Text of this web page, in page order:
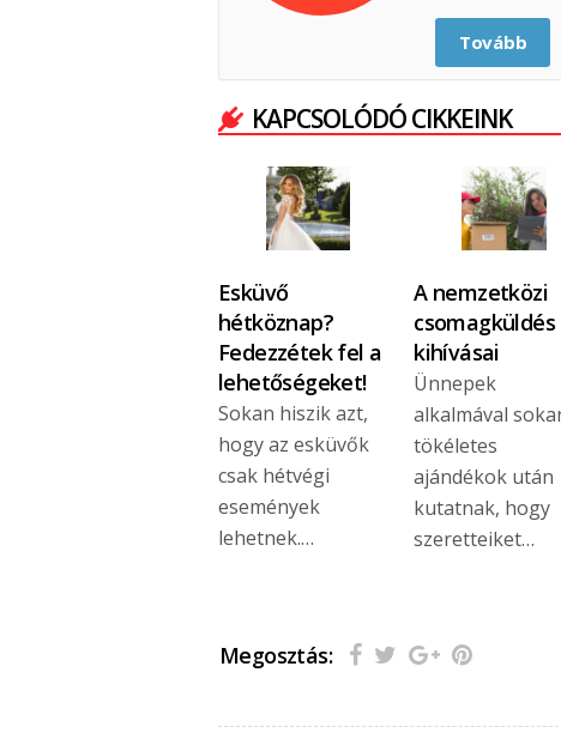
Tovább
KAPCSOLÓDÓ CIKKEINK
Esküvő
hétköznap?
Fedezzétek fel a
lehetőségeket!
Sokan hiszik azt,
hogy az esküvők
csak hétvégi
események
lehetnek.…
A nemzetközi
csomagküldés
kihívásai
Ünnepek
alkalmával
tökéletes
ajándékok után
kutatnak, hogy
szeretteiket…
Megosztás: